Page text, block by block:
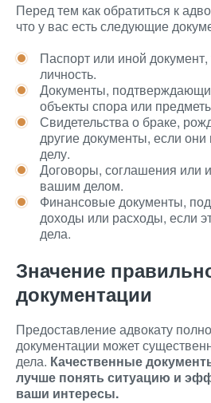
Перед тем как обратиться к
что у вас есть следующие
Паспорт или иной
личность.
Документы,
объекты спора или
Свидетельства о браке,
другие документы, если
делу.
Договоры, соглашения или
вашим делом.
Финансовые документы,
доходы или расходы, если
дела.
Значение
документации
Предоставление адвокату
документации может
дела. Качественные
лучше понять ситуацию и
ваши интересы.